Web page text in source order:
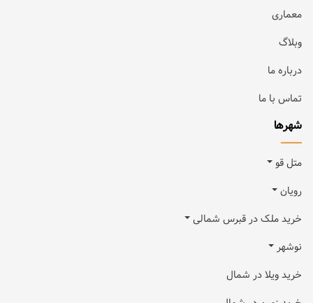
معماری
وبلاگ
درباره ما
تماس با ما
شهرها
متل قو
رویان
خرید ملک در قبرس شمالی
نوشهر
خرید ویلا در شمال